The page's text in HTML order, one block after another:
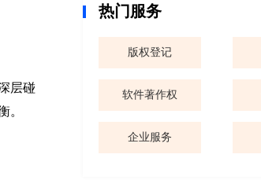
层碰
。
热门服务
版权登记
软件著作权
企业服务